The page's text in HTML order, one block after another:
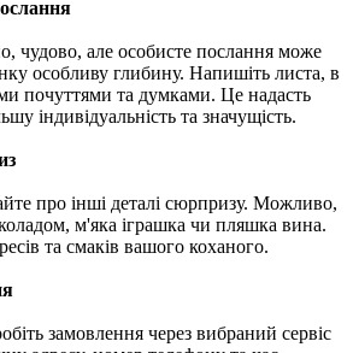
чудово, але особисте послання може
особливу глибину. Напишіть листа, в
почуттями та думками. Це надасть
індивідуальність та значущість.
про інші деталі сюрпризу. Можливо,
м'яка іграшка чи пляшка вина.
та смаків вашого коханого.
замовлення через вибраний сервіс